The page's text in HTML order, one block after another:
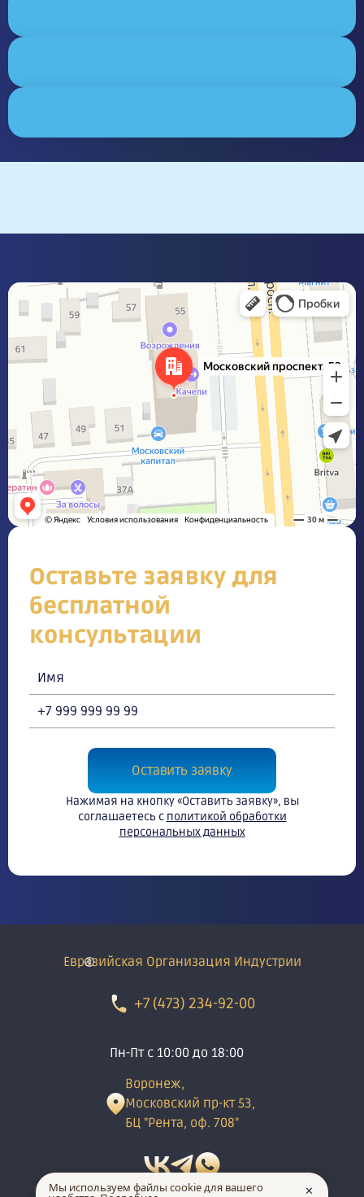
Оставьте заявку для
бесплатной
консультации
Оставить заявку
Нажимая на кнопку «Оставить заявку», вы
соглашаетесь с политикой обработки
персональных данных
Евразийская Организация Индустрии
+7 (473) 234-92-00
Пн-Пт с 10:00 до 18:00
Воронеж,
Московский пр-кт 53,
БЦ "Рента, оф. 708"
Мы используем файлы cookie для вашего ✕